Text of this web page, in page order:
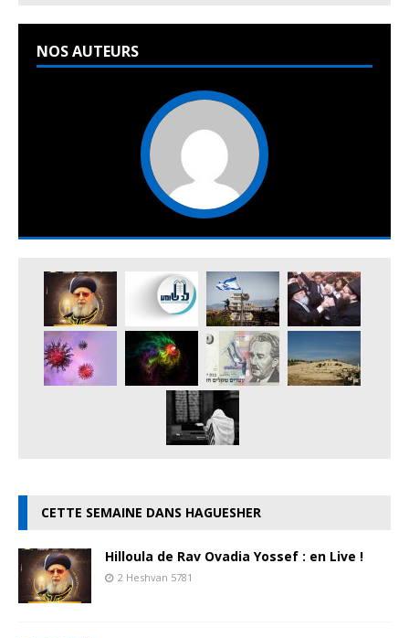
NOS AUTEURS
CETTE SEMAINE DANS HAGUESHER
Hilloula de Rav Ovadia Yossef : en Live !
2 Heshvan 5781